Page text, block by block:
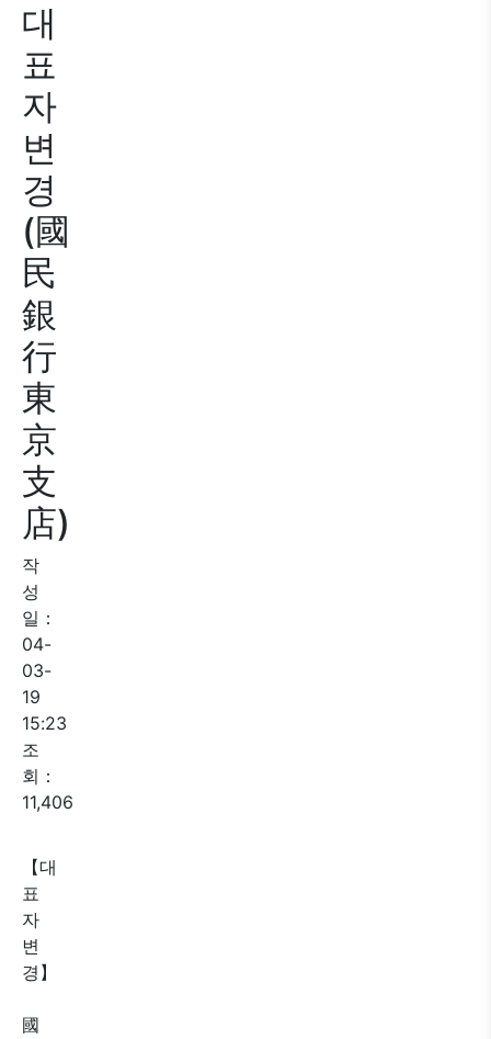
대
표
자
변
경
(國
民
銀
行
東
京
支
店)
작
성
일：
04-
03-
19
15:23
조
회：
11,406
【대
표
자
변
경】
國